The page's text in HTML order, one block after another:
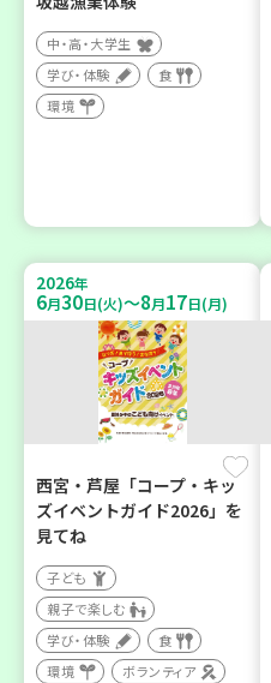
中・高・大学生
学び・体験
食
環境
2026年
6月30日(火)～8月17日(月)
西宮・芦屋「コープ・キッ
ズイベントガイド2026」を
見てね
子ども
親子で楽しむ
学び・体験
食
環境
ボランティア